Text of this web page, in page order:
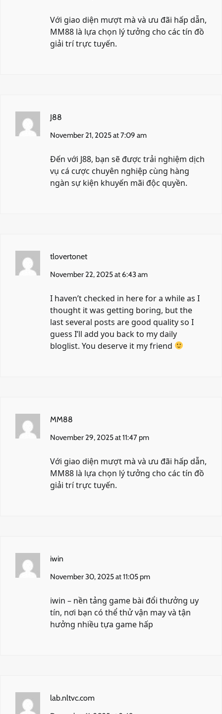
Với giao diện mượt mà và ưu đãi hấp dẫn,
MM88 là lựa chọn lý tưởng cho các tín đồ
giải trí trực tuyến.
J88
November 21, 2025 at 7:09 am
Đến với J88, bạn sẽ được trải nghiệm dịch
vụ cá cược chuyên nghiệp cùng hàng
ngàn sự kiện khuyến mãi độc quyền.
tlovertonet
November 22, 2025 at 6:43 am
I haven’t checked in here for a while as I
thought it was getting boring, but the
last several posts are good quality so I
guess I’ll add you back to my daily
bloglist. You deserve it my friend
MM88
November 29, 2025 at 11:47 pm
Với giao diện mượt mà và ưu đãi hấp dẫn,
MM88 là lựa chọn lý tưởng cho các tín đồ
giải trí trực tuyến.
iwin
November 30, 2025 at 11:05 pm
iwin – nền tảng game bài đổi thưởng uy
tín, nơi bạn có thể thử vận may và tận
hưởng nhiều tựa game hấp
lab.nltvc.com